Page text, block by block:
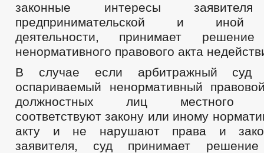
законные интересы
предпринимательской и иной
деятельности, принимает
ненормативного правового акта
В случае если арбитражный суд
оспариваемый ненормативный
должностных лиц местного
соответствуют закону или иному
акту и не нарушают права и
заявителя, суд принимает